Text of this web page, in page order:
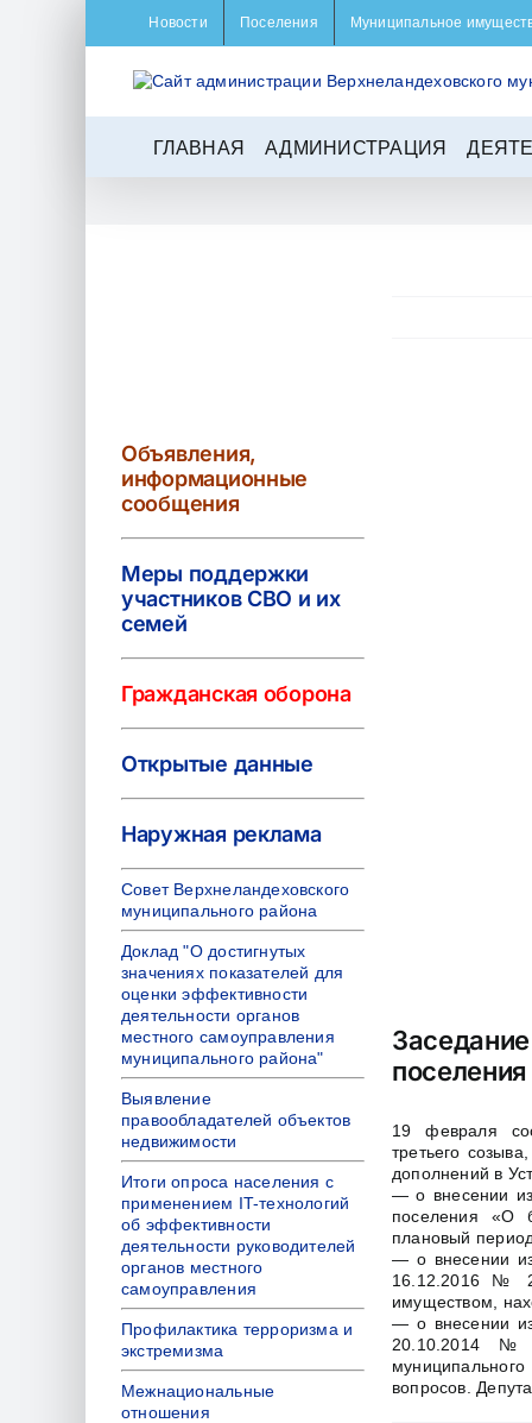
Новости Поселения Муниципальное
ГЛАВНАЯ АДМИНИСТРАЦИЯ
поселения
19 февраля
третьего
дополнений в
— о внесении
поселения «О
плановый
— о внесении
16.12.2016 №
имуществом,
— о внесении
20.10.2014 №
вопросов.
Объявления,
информационные
сообщения
Меры поддержки
участников СВО и их
семей
Гражданская оборона
Открытые данные
Наружная реклама
Совет Верхнеландеховского
муниципального района
Доклад "О достигнутых
значениях показателей для
оценки эффективности
деятельности органов
местного самоуправления
муниципального района"
Выявление
правообладателей объектов
недвижимости
Итоги опроса населения с
применением IT-технологий
об эффективности
деятельности руководителей
органов местного
самоуправления
Профилактика терроризма и
экстремизма
Межнациональные
отношения